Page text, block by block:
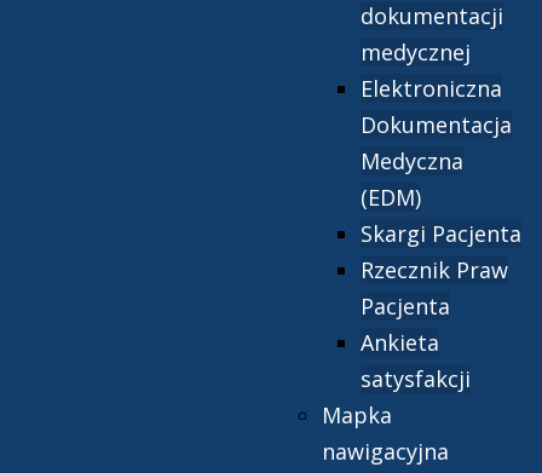
dokumentacji
medycznej
Elektroniczna
Dokumentacja
Medyczna
(EDM)
Skargi Pacjenta
Rzecznik Praw
Pacjenta
Ankieta
satysfakcji
Mapka
nawigacyjna